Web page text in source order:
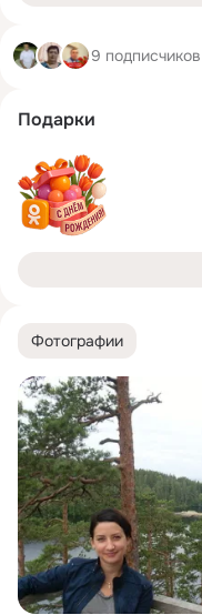
Фотографии
9 подписчиков
Подарки